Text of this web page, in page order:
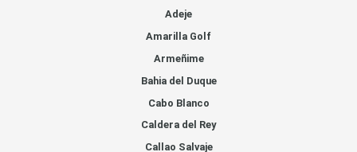
Adeje
Amarilla Golf
Armeñime
Bahia del Duque
Cabo Blanco
Caldera del Rey
Callao Salvaje